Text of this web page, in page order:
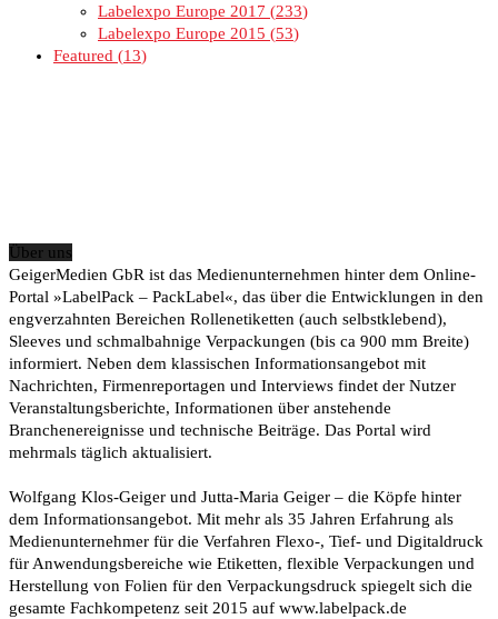
Labelexpo Europe 2017
233
Labelexpo Europe 2015
53
Featured
13
Über uns
GeigerMedien GbR ist das Medienunternehmen hinter dem Online-
Portal »LabelPack – PackLabel«, das über die Entwicklungen in den
engverzahnten Bereichen Rollenetiketten (auch selbstklebend),
Sleeves und schmalbahnige Verpackungen (bis ca 900 mm Breite)
informiert. Neben dem klassischen Informationsangebot mit
Nachrichten, Firmenreportagen und Interviews findet der Nutzer
Veranstaltungsberichte, Informationen über anstehende
Branchenereignisse und technische Beiträge. Das Portal wird
mehrmals täglich aktualisiert.
Wolfgang Klos-Geiger und Jutta-Maria Geiger – die Köpfe hinter
dem Informationsangebot. Mit mehr als 35 Jahren Erfahrung als
Medienunternehmer für die Verfahren Flexo-, Tief- und Digitaldruck
für Anwendungsbereiche wie Etiketten, flexible Verpackungen und
Herstellung von Folien für den Verpackungsdruck spiegelt sich die
gesamte Fachkompetenz seit 2015 auf www.labelpack.de